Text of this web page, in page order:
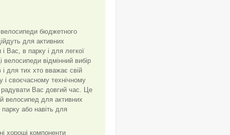
бюджетного
для активних
Вас, в парку і для легкої
велосипеди відмінний вибір
і для тих хто вважає свій
своєчасному технічному
радувати Вас довгий час. Це
велосипед для активних
або навіть для
хороші компоненти